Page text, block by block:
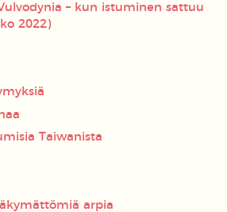
– kun istuminen sattuu
2022)
Taiwanista
arpia